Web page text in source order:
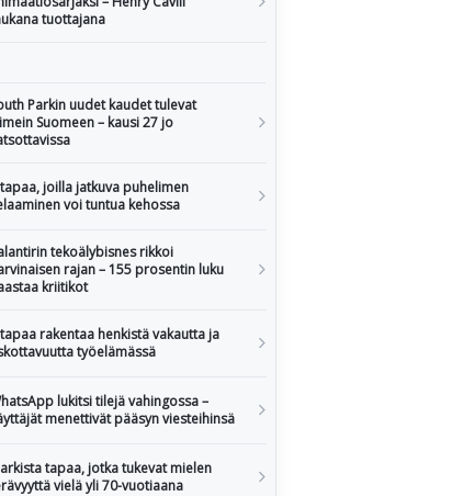
tuottajana
Parkin uudet kaudet tulevat
Suomeen – kausi 27 jo
joilla jatkuva puhelimen
voi tuntua kehossa
tekoälybisnes rikkoi
rajan – 155 prosentin luku
kriitikot
rakentaa henkistä vakautta ja
työelämässä
lukitsi tilejä vahingossa –
menettivät pääsyn viesteihinsä
tapaa, jotka tukevat mielen
vielä yli 70-vuotiaana